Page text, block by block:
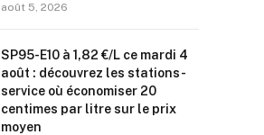
août 5, 2026
SP95-E10 à 1,82 €/L ce mardi 4
août : découvrez les stations-
service où économiser 20
centimes par litre sur le prix
moyen